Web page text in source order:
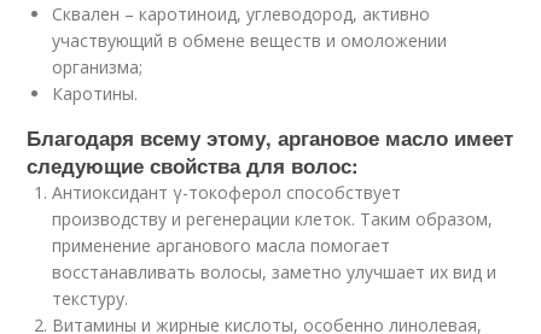
Сквален – каротиноид, углеводород, активно
участвующий в обмене веществ и омоложении
организма;
Каротины.
Благодаря всему этому, аргановое масло имеет
следующие свойства для волос:
Антиоксидант γ-токоферол способствует
производству и регенерации клеток. Таким образом,
применение арганового масла помогает
восстанавливать волосы, заметно улучшает их вид и
текстуру.
Витамины и жирные кислоты, особенно линолевая,